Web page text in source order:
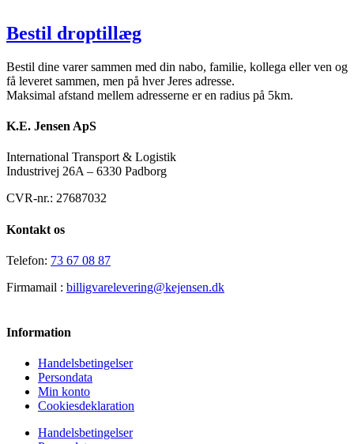
Bestil droptillæg
Bestil dine varer sammen med din nabo, familie, kollega eller ven og
få leveret sammen, men på hver Jeres adresse.
Maksimal afstand mellem adresserne er en radius på 5km.
K.E. Jensen ApS
International Transport & Logistik
Industrivej 26A – 6330 Padborg
CVR-nr.: 27687032
Kontakt os
Telefon: 73 67 08 87
Firmamail : billigvarelevering@kejensen.dk
Information
Handelsbetingelser
Persondata
Min konto
Cookiesdeklaration
Handelsbetingelser